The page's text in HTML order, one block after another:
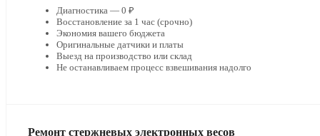
Диагностика — 0 ₽
Восстановление за 1 час (срочно)
Экономия вашего бюджета
Оригинальные датчики и платы
Выезд на производство или склад
Не останавливаем процесс взвешивания надолго
Ремонт стержневых электронных весов